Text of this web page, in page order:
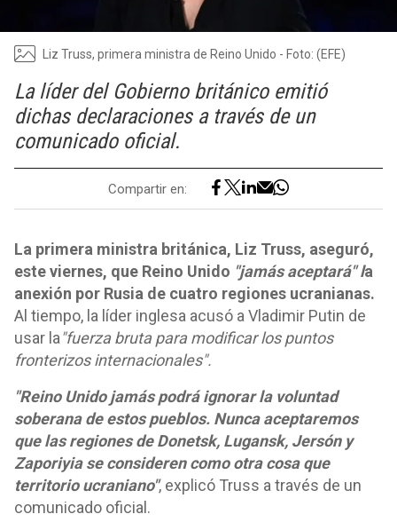
Liz Truss, primera ministra de Reino Unido - Foto: (EFE)
La líder del Gobierno británico emitió
dichas declaraciones a través de un
comunicado oficial.
Compartir en:
La primera ministra británica, Liz Truss, aseguró,
este viernes, que Reino Unido "jamás aceptará" la
anexión por Rusia de cuatro regiones ucranianas.
Al tiempo, la líder inglesa acusó a Vladimir Putin de
usar la"fuerza bruta para modificar los puntos
fronterizos internacionales".
"Reino Unido jamás podrá ignorar la voluntad
soberana de estos pueblos. Nunca aceptaremos
que las regiones de Donetsk, Lugansk, Jersón y
Zaporiyia se consideren como otra cosa que
territorio ucraniano", explicó Truss a través de un
comunicado oficial.